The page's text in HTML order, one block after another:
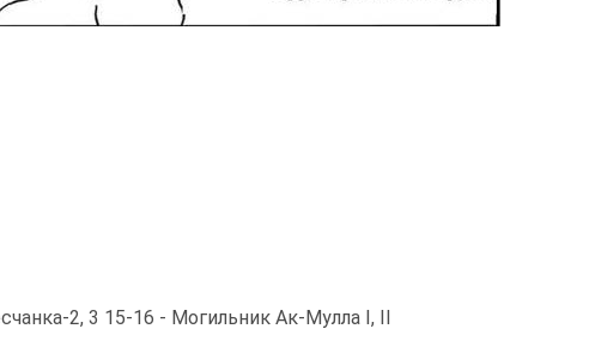
2, 3 15-16 - Могильник Ак-Мулла I, II